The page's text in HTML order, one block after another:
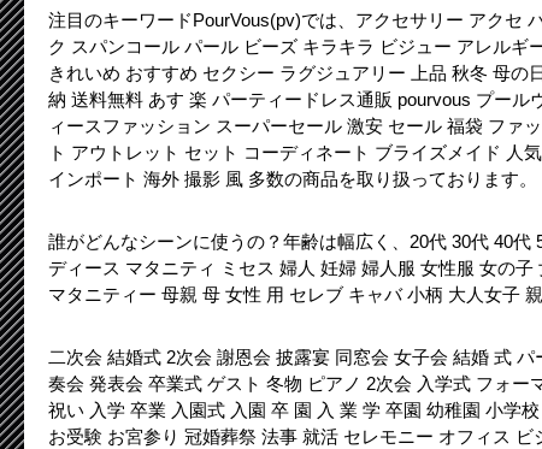
注目のキーワードPourVous(pv)では、アクセサリー アクセ
ク スパンコール パール ビーズ キラキラ ビジュー アレルギ
きれいめ おすすめ セクシー ラグジュアリー 上品 秋冬 母の
納 送料無料 あす 楽 パーティードレス通販 pourvous プール
ィースファッション スーパーセール 激安 セール 福袋 ファ
ト アウトレット セット コーディネート ブライズメイド 人
インポート 海外 撮影 風 多数の商品を取り扱っております。
誰がどんなシーンに使うの？年齢は幅広く、20代 30代 40代
ディース マタニティ ミセス 婦人 妊婦 婦人服 女性服 女の子
マタニティー 母親 母 女性 用 セレブ キャバ 小柄 大人女子
二次会 結婚式 2次会 謝恩会 披露宴 同窓会 女子会 結婚 式
奏会 発表会 卒業式 ゲスト 冬物 ピアノ 2次会 入学式 フォー
祝い 入学 卒業 入園式 入園 卒 園 入 業 学 卒園 幼稚園 小学
お受験 お宮参り 冠婚葬祭 法事 就活 セレモニー オフィス